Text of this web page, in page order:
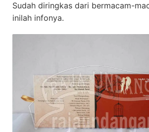
Sudah diringkas dari bermacam-
inilah infonya.